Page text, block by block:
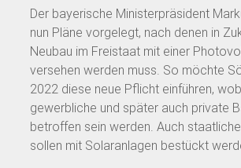
Der bayerische Ministerpräsident
nun Pläne vorgelegt, nach denen in
Neubau im Freistaat mit einer
versehen werden muss. So möchte
2022 diese neue Pflicht einführen,
gewerbliche und später auch private
betroffen sein werden. Auch
sollen mit Solaranlagen bestückt